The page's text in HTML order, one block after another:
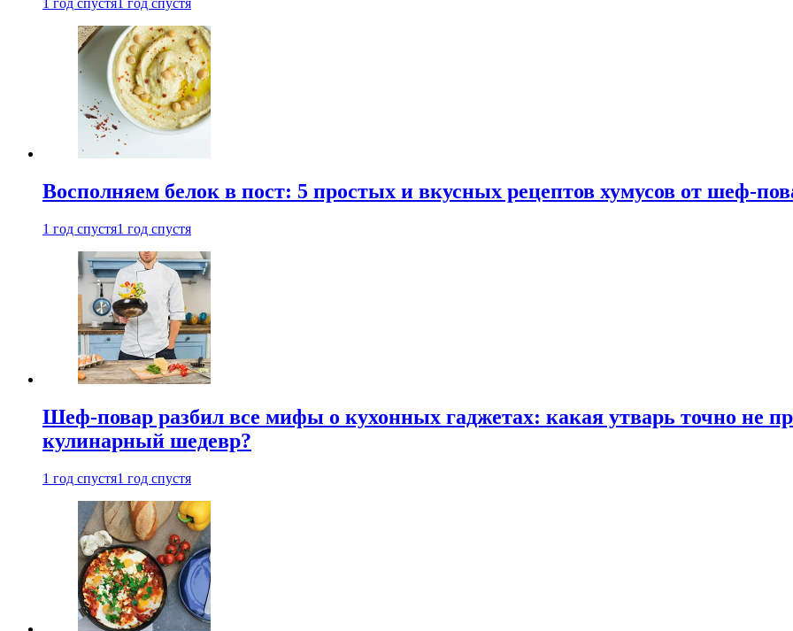
1 год спустя1 год спустя
Восполняем белок в пост: 5 простых и вкусных рецептов хумусов от шеф-
1 год спустя1 год спустя
Шеф-повар разбил все мифы о кухонных гаджетах: какая утварь точно не
кулинарный шедевр?
1 год спустя1 год спустя